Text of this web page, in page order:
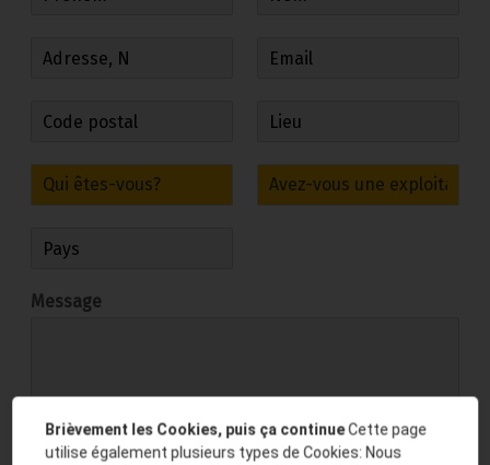
Message
Brièvement les Cookies, puis ça continueCette page
utilise également plusieurs types de Cookies: Nous